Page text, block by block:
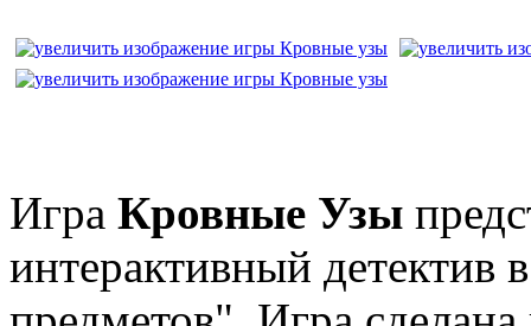
Игра Кровные Узы
интерактивный детектив